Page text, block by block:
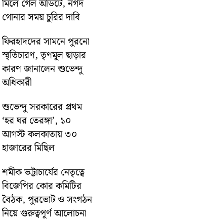
Next
মিলে গেল অডিটে, নগদ
গোনার সময় চুরির দাবি
ফিরহাদদের সামনে পুরনো
স্মৃতিচারণ, তৃণমূল ছাড়ার
কারণ জানালেন শুভেন্দু
অধিকারী
শুভেন্দু সরকারের প্রথম
‘হর ঘর তেরঙ্গা’, ১০
আগস্ট কলকাতায় ৩০
হাজারের মিছিল
শমীক ভট্টাচার্যের নেতৃত্বে
বিজেপির কোর কমিটির
বৈঠক, পুরভোট ও সংগঠন
নিয়ে গুরুত্বপূর্ণ আলোচনা